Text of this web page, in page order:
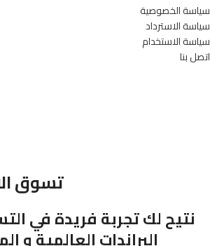
سياسة الخصوصية
سياسة الاسترداد
سياسة الاستخدام
اتصل بنا
تسوق
نتيح لك تجربة فريدة في
البراندات العالمية و